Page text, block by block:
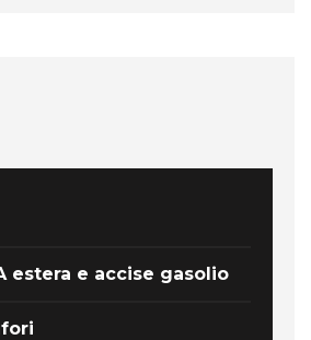
estera e accise gasolio